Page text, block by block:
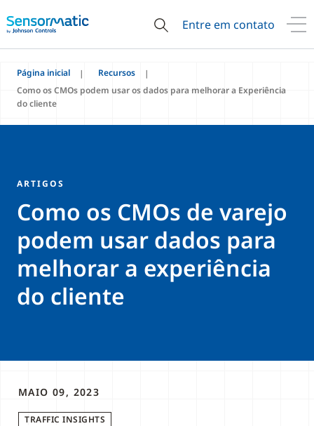
Entre em contato
Página inicial
Recursos
Como os CMOs podem usar os dados para melhorar a Experiência
do cliente
ARTIGOS
Como os CMOs de varejo
podem usar dados para
melhorar a experiência
do cliente
MAIO 09, 2023
TRAFFIC INSIGHTS